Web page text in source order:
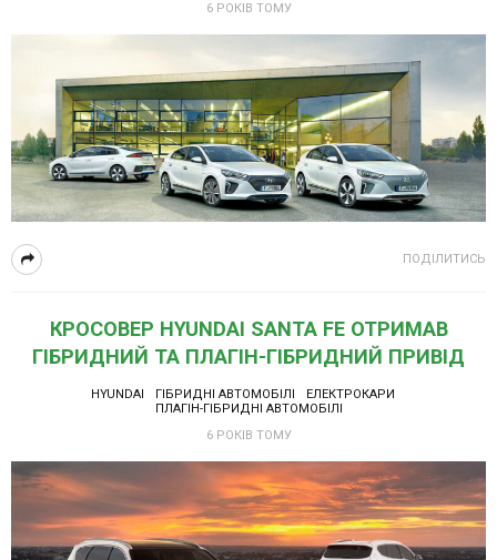
6 РОКІВ ТОМУ
ПОДІЛИТИСЬ
КРОСОВЕР HYUNDAI SANTA FE ОТРИМАВ
ГІБРИДНИЙ ТА ПЛАГІН-ГІБРИДНИЙ ПРИВІД
HYUNDAI ГІБРИДНІ АВТОМОБІЛІ
ЕЛЕКТРОКАРИ
ПЛАГІН-ГІБРИДНІ АВТОМОБІЛІ
6 РОКІВ ТОМУ